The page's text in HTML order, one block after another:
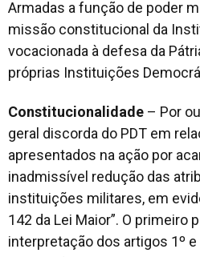
Armadas a função de poder
missão constitucional da
vocacionada à defesa da
próprias Instituições
Constitucionalidade – Por
geral discorda do PDT em
apresentados na ação por
inadmissível redução das
instituições militares, em
142 da Lei Maior”. O primeiro
interpretação dos artigos 1º